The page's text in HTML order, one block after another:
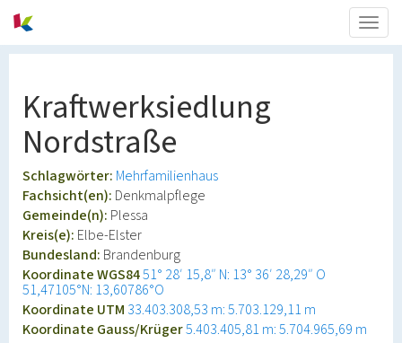
Kraftwerksiedlung
Nordstraße
Schlagwörter: Mehrfamilienhaus
Fachsicht(en): Denkmalpflege
Gemeinde(n): Plessa
Kreis(e): Elbe-Elster
Bundesland: Brandenburg
Koordinate WGS8451° 28′ 15,8″ N: 13° 36′ 28,29″ O
51,47105°N: 13,60786°O
Koordinate UTM 33.403.308,53 m: 5.703.129,11 m
Koordinate Gauss/Krüger5.403.405,81 m: 5.704.965,69 m